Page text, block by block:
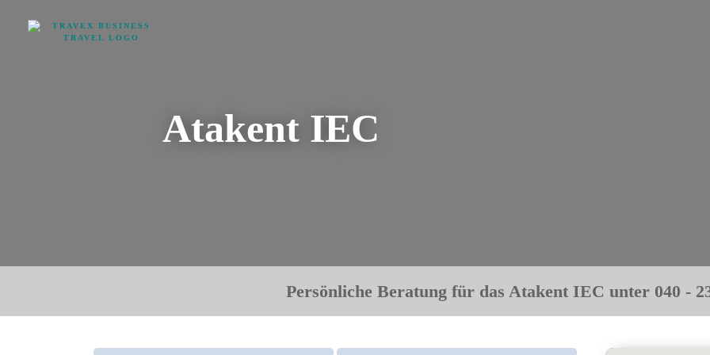
Atakent IEC
Persönliche Beratung für das Atakent IEC unter 040 -